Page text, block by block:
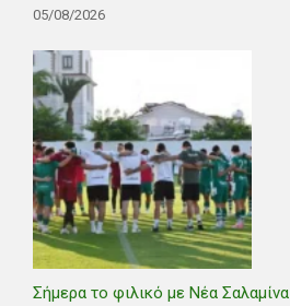
05/08/2026
Σήμερα το φιλικό με Νέα Σαλαμίνα